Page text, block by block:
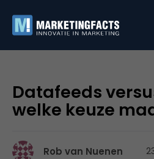
Datafeeds
welke keuze
Rob van Nuenen